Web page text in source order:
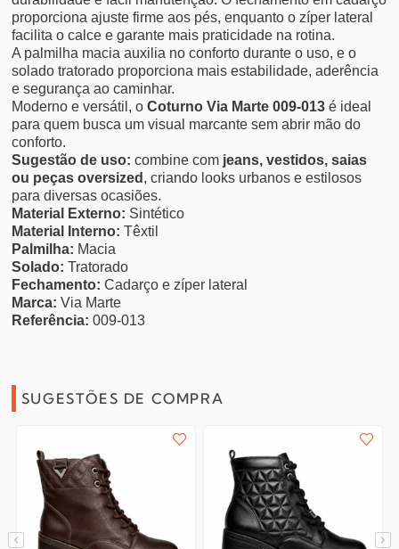
proporciona ajuste firme aos pés, enquanto o zíper lateral
facilita o calce e garante mais praticidade na rotina.
A palmilha macia auxilia no conforto durante o uso, e o
solado tratorado proporciona mais estabilidade, aderência
e segurança ao caminhar.
Moderno e versátil, oCoturno Via Marte 009-013 é ideal
para quem busca um visual marcante sem abrir mão do
conforto.
Sugestão de uso: combine com jeans, vestidos, saias
ou peças oversized , criando looks urbanos e estilosos
para diversas ocasiões.
Material Externo: Sintético
Material Interno: Têxtil
Palmilha: Macia
Solado: Tratorado
Fechamento: Cadarço e zíper lateral
Marca: Via Marte
Referência: 009-013
SUGESTÕES DE COMPRA